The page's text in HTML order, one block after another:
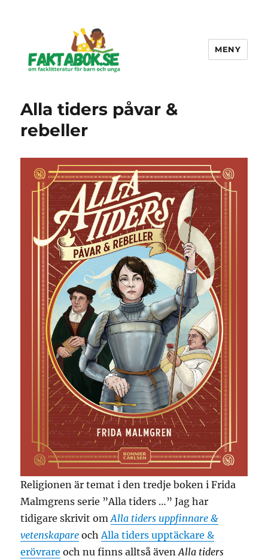
MENY
Alla tiders påvar &
rebeller
Religionen är temat i den tredje boken i Frida
Malmgrens serie ”Alla tiders …” Jag har
tidigare skrivit omAlla tiders uppfinnare &
vetenskapare ochAlla tiders upptäckare &
erövrare och nu finns alltså ävenAlla tiders